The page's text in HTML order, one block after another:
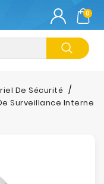
0
De Sécurité
Surveillance Interne